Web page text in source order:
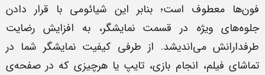
فون‌ها معطوف است؛ بنابر این شیائومی با قرار دادن
جلوه‌های ویژه‌ در قسمت نمایشگر، به افزایش رضایت
طرفدارانش می‌اندیشد. از طرفی کیفیت نمایشگر شما در
تماشای فیلم، انجام بازی، تایپ یا هرچیزی که در صفحه‌ی